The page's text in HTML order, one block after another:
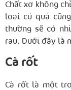
Chất xơ không
loại củ quả
thường sẽ có
rau. Dưới đây là
Cà rốt
Cà rốt là một